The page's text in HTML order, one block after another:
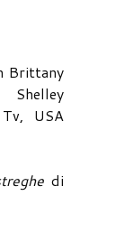
Brittany
Shelley
USA
di